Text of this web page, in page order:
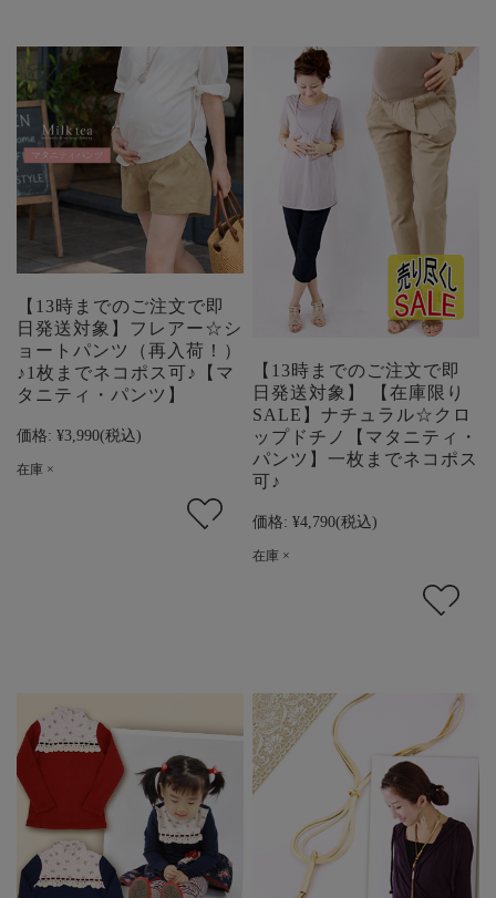
【13時までのご注文で即
日発送対象】フレアー☆シ
ョートパンツ（再入荷！）
♪1枚までネコポス可♪【マ
タニティ・パンツ】
価格: ¥3,990(税込)
在庫 ×
【13時までのご注文で即
日発送対象】 【在庫限り
SALE】ナチュラル☆クロ
ップドチノ【マタニティ・
パンツ】一枚までネコポス
可♪
価格: ¥4,790(税込)
在庫 ×